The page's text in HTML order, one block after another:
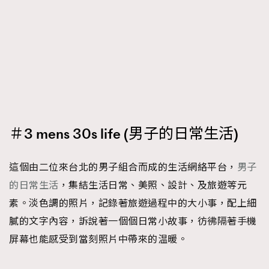
＃3 mens 30s life (男子的日常生活)
這個由二位來台北的男子組合而成的生活網絡平台， 男子
的日常生活 ，集結生活日常、美照、設計、及旅遊等元
素。淡色調的照片，記錄著旅遊過程中的大小事，配上細
膩的文字內容，訴說著一個個日常小故事，彷彿隔著手機
屏幕也能感受到當刻照片中帶來的温暖。